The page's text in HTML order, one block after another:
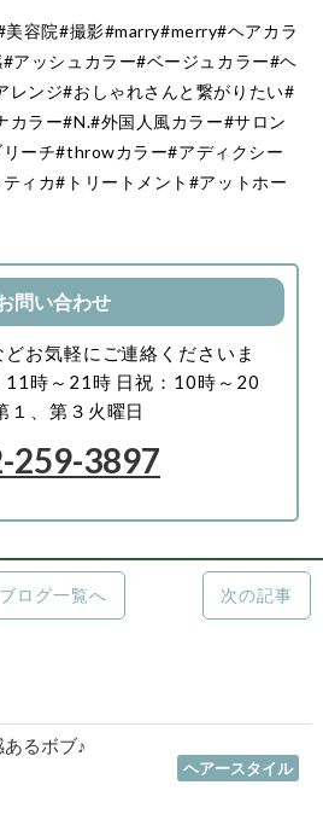
容院#撮影#marry#merry#ヘアカラ
アッシュカラー#ベージュカラー#ヘ
レンジ#おしゃれさんと繋がりたい#
カラー#N.#外国人風カラー#サロン
ーチ#throwカラー#アディクシー
ィカ#トリートメント#アットホー
問い合わせ
お気軽にご連絡くださいま
11時～21時 日祝：10時～20
１、第３火曜日
259-3897
ブログ一覧へ 次の記事
るボブ♪
ヘアースタイル